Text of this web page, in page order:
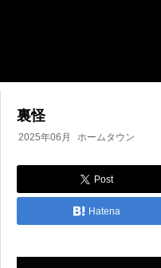
裏怪
2025年06月 ホームタウン
Post
Hatena